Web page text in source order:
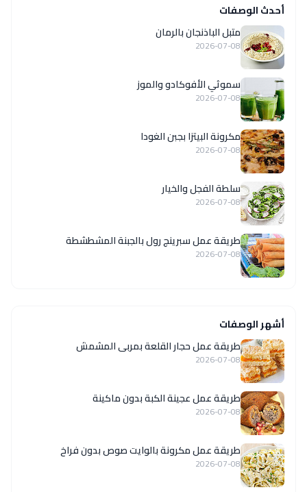
أحدث الوصفات
متبل الباذنجان بالرمان
2026-07-08
سموثي الأفوكادو والموز
2026-07-08
مكرونة البيتزا بجبن الغودا
2026-07-08
سلطة الفجل والخيار
2026-07-08
طريقة عمل سبرينج رول بالجبنة المشطشطة
2026-07-08
أشهر الوصفات
طريقة عمل حجار القلعة بمربى المشمش
2026-07-08
طريقة عمل عجينة الكبة بدون ماكينة
2026-07-08
طريقة عمل مكرونة بالوايت صوص بدون فراخ
2026-07-08